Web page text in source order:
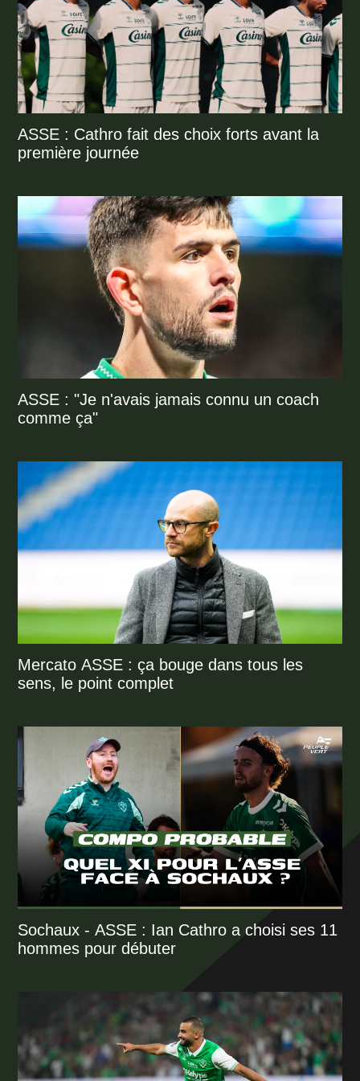
ASSE : Cathro fait des choix forts avant la
première journée
ASSE : "Je n'avais jamais connu un coach
comme ça"
Mercato ASSE : ça bouge dans tous les
sens, le point complet
Sochaux - ASSE : Ian Cathro a choisi ses 11
hommes pour débuter